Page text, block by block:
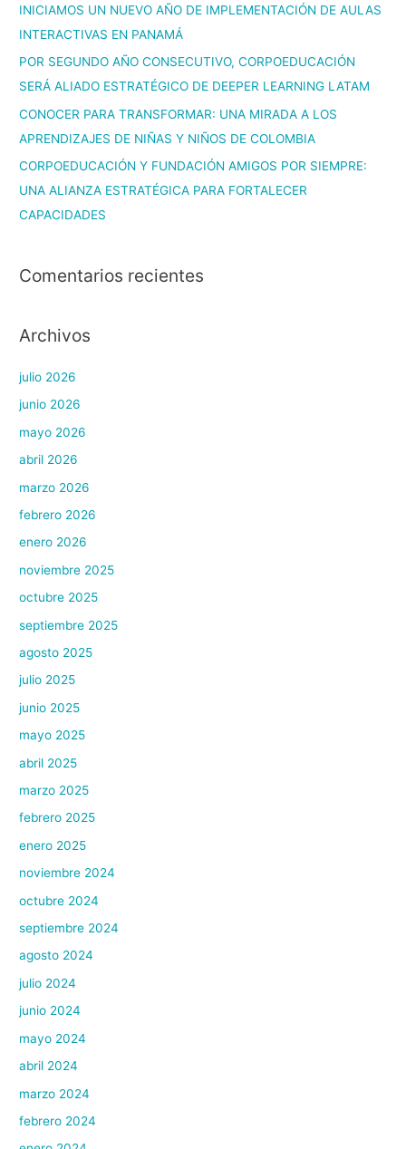
INICIAMOS UN NUEVO AÑO DE IMPLEMENTACIÓN DE AULAS
INTERACTIVAS EN PANAMÁ
POR SEGUNDO AÑO CONSECUTIVO, CORPOEDUCACIÓN
SERÁ ALIADO ESTRATÉGICO DE DEEPER LEARNING LATAM
CONOCER PARA TRANSFORMAR: UNA MIRADA A LOS
APRENDIZAJES DE NIÑAS Y NIÑOS DE COLOMBIA
CORPOEDUCACIÓN Y FUNDACIÓN AMIGOS POR SIEMPRE:
UNA ALIANZA ESTRATÉGICA PARA FORTALECER
CAPACIDADES
Comentarios recientes
Archivos
julio 2026
junio 2026
mayo 2026
abril 2026
marzo 2026
febrero 2026
enero 2026
noviembre 2025
octubre 2025
septiembre 2025
agosto 2025
julio 2025
junio 2025
mayo 2025
abril 2025
marzo 2025
febrero 2025
enero 2025
noviembre 2024
octubre 2024
septiembre 2024
agosto 2024
julio 2024
junio 2024
mayo 2024
abril 2024
marzo 2024
febrero 2024